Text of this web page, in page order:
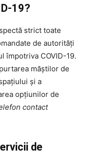
19?
strict toate
de autorități
împotriva COVID-19.
măștilor de
și a
opțiunilor de
contact
de